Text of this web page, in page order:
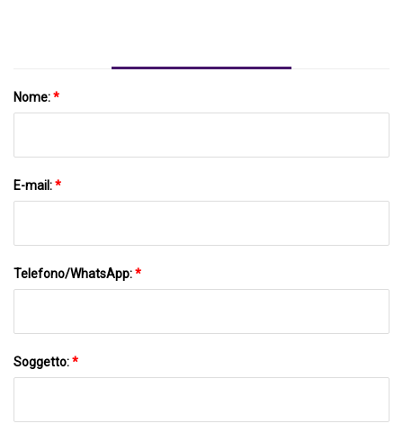
Nome:*
E-mail:*
Telefono/WhatsApp:*
Soggetto:*